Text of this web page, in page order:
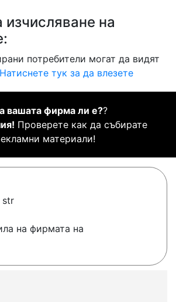
изчисляване на
потребители могат да видят
Натиснете тук за да влезете
вашата фирма ли е??
Проверете как да събирате
материали!
str
на фирмата на